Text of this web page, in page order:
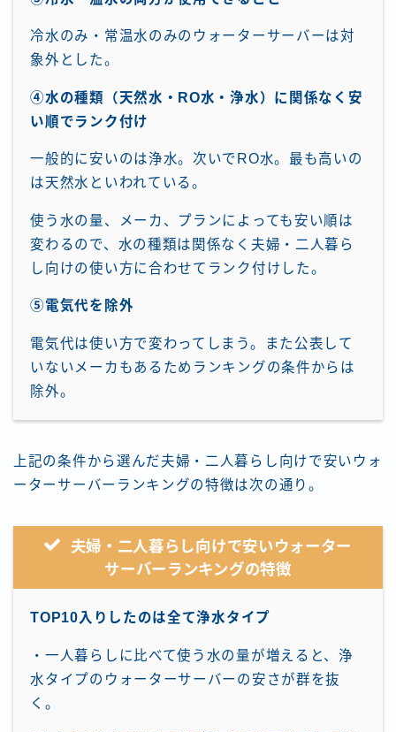
冷水のみ・常温水のみのウォーターサーバーは対
象外とした。
④水の種類（天然水・RO水・浄水）に関係なく安
い順でランク付け
一般的に安いのは浄水。次いでRO水。最も高いの
は天然水といわれている。
使う水の量、メーカ、プランによっても安い順は
変わるので、水の種類は関係なく夫婦・二人暮ら
し向けの使い方に合わせてランク付けした。
⑤電気代を除外
電気代は使い方で変わってしまう。また公表して
いないメーカもあるためランキングの条件からは
除外。
上記の条件から選んだ夫婦・二人暮らし向けで安いウォ
ーターサーバーランキングの特徴は次の通り。
夫婦・二人暮らし向けで安いウォーター
サーバーランキングの特徴
TOP10入りしたのは全て浄水タイプ
・一人暮らしに比べて使う水の量が増えると、浄
水タイプのウォーターサーバーの安さが群を抜
く。